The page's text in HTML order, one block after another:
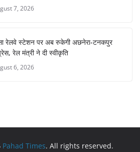
7, 2026
रेलवे स्टेशन पर अब रुकेगी अछनेरा-टनकपुर
रेल मंत्री ने दी स्वीकृति
6, 2026
Pahad Times. All rights reserved.